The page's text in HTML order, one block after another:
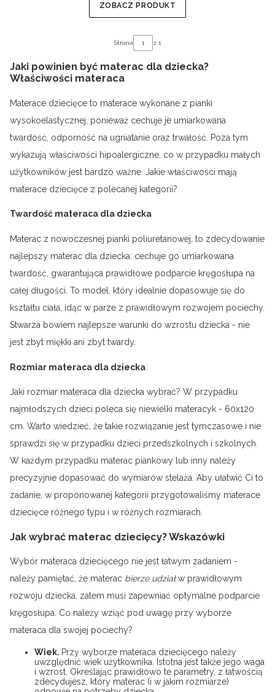
ZOBACZ PRODUKT
Strona z 1
Jaki powinien być materac dla dziecka?
Właściwości materaca
Materace dziecięce to materace wykonane z pianki
wysokoelastycznej, ponieważ cechuje je umiarkowana
twardość, odporność na ugniatanie oraz trwałość. Poza tym
wykazują właściwości hipoalergiczne, co w przypadku małych
użytkowników jest bardzo ważne. Jakie właściwości mają
materace dziecięce z polecanej kategorii?
Twardość materaca dla dziecka
Materac z nowoczesnej pianki poliuretanowej, to zdecydowanie
najlepszy materac dla dziecka: cechuje go umiarkowana
twardość, gwarantująca prawidłowe podparcie kręgosłupa na
całej długości. To model, który idealnie dopasowuje się do
kształtu ciała, idąc w parze z prawidłowym rozwojem pociechy.
Stwarza bowiem najlepsze warunki do wzrostu dziecka - nie
jest zbyt miękki ani zbyt twardy.
Rozmiar materaca dla dziecka
Jaki rozmiar materaca dla dziecka wybrać? W przypadku
najmłodszych dzieci poleca się niewielki materacyk - 60x120
cm. Warto wiedzieć, że takie rozwiązanie jest tymczasowe i nie
sprawdzi się w przypadku dzieci przedszkolnych i szkolnych.
W każdym przypadku materac piankowy lub inny należy
precyzyjnie dopasować do wymiarów stelaża. Aby ułatwić Ci to
zadanie, w proponowanej kategorii przygotowaliśmy materace
dziecięce różnego typu i w różnych rozmiarach.
Jak wybrać materac dziecięcy? Wskazówki
Wybór materaca dziecięcego nie jest łatwym zadaniem -
należy pamiętać, że materac bierze udziałw prawidłowym
rozwoju dziecka, zatem musi zapewniać optymalne podparcie
kręgosłupa. Co należy wziąć pod uwagę przy wyborze
materaca dla swojej pociechy?
Wiek. Przy wyborze materaca dziecięcego należy
uwzględnić wiek użytkownika. Istotna jest także jego waga
i wzrost. Określając prawidłowo te parametry, z łatwością
zdecydujesz, który materac (i w jakim rozmiarze)